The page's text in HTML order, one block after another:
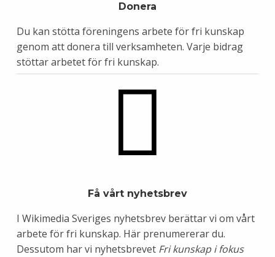
Donera
Du kan stötta föreningens arbete för fri kunskap
genom attdonera till verksamheten. Varje bidrag
stöttar arbetet för fri kunskap.
Få vårt nyhetsbrev
I Wikimedia Sveriges nyhetsbrev berättar vi om vårt
arbete för fri kunskap. Här prenumererar du.
Dessutom har vi nyhetsbrevet Fri kunskap i fokus